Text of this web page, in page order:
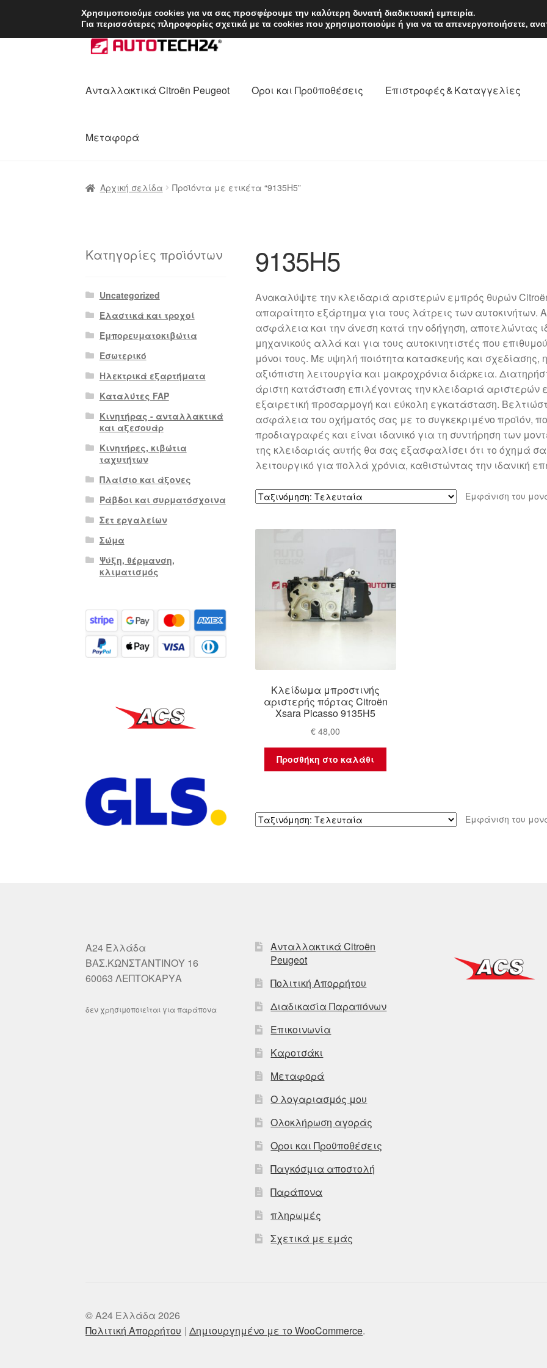
ΑΠΟΣΤΟΛΗ από 7 EUR Δευτέρα-Παρ.
Απευθείας
μετάβαση
πλοήγηση
Μετάβαση
σε
Ανταλλακτικά Citroën Peugeot Οροι και Προϋποθέσεις Επιστροφές & Καταγγελίες
Μεταφορά
Αρχική σελίδα Προϊόντα με ετικέτα “9135H5”
9135H5
Ανακαλύψτε την κλειδαριά αριστερών εμπρός θυρών
απαραίτητο εξάρτημα για τους λάτρεις των αυτοκινήτων.
ασφάλεια και την άνεση κατά την οδήγηση, αποτελώντας
μηχανικούς αλλά και για τους αυτοκινητιστές που
μόνοι τους. Με υψηλή ποιότητα κατασκευής και σχεδίασης,
αξιόπιστη λειτουργία και μακροχρόνια διάρκεια.
άριστη κατάσταση επιλέγοντας την κλειδαριά
εξαιρετική προσαρμογή και εύκολη εγκατάσταση.
ασφάλεια του οχήματός σας με το συγκεκριμένο προϊόν,
προδιαγραφές και είναι ιδανικό για τη συντήρηση των
της κλειδαριάς αυτής θα σας εξασφαλίσει ότι το όχημά
λειτουργικό για πολλά χρόνια, καθιστώντας την ιδανική
Εμφάνιση του
Κλείδωμα μπροστινής
αριστερής πόρτας Citroën
Xsara Picasso 9135H5
€ 48,00
Προσθήκη στο καλάθι
Εμφάνιση του
Κατηγορίες προϊόντων
Uncategorized
Ελαστικά και τροχοί
Εμπορευματοκιβώτια
Εσωτερικό
Ηλεκτρικά εξαρτήματα
Καταλύτες FAP
Κινητήρας - ανταλλακτικά
και αξεσουάρ
Κινητήρες, κιβώτια
ταχυτήτων
Πλαίσιο και άξονες
Ράβδοι και συρματόσχοινα
Σετ εργαλείων
Σώμα
Ψύξη, θέρμανση,
κλιματισμός
A24 Ελλάδα
ΒΑΣ.ΚΩΝΣΤΑΝΤΙΝΟΥ 16
60063 ΛΕΠΤΟΚΑΡΥΑ
δεν χρησιμοποιείται για παράπονα
Ανταλλακτικά Citroën
Peugeot
Πολιτική Απορρήτου
Διαδικασία Παραπόνων
Επικοινωνία
Καροτσάκι
Μεταφορά
Ο λογαριασμός μου
Ολοκλήρωση αγοράς
Οροι και Προϋποθέσεις
Παγκόσμια αποστολή
Παράπονα
πληρωμές
Σχετικά με εμάς
© A24 Ελλάδα 2026
Πολιτική Απορρήτου
Δημιουργημένο με το WooCommerce.
Χρησιμοποιούμε cookies για να σας προσφέρουμε την καλύτερη δυνατή διαδικτυακή εμπειρία.
Για περισσότερες πληροφορίες σχετικά με τα cookies που χρησιμοποιούμε ή για να τα απενεργοποιήσετε,